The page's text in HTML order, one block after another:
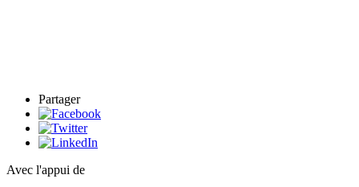
Partager
Avec l'appui de